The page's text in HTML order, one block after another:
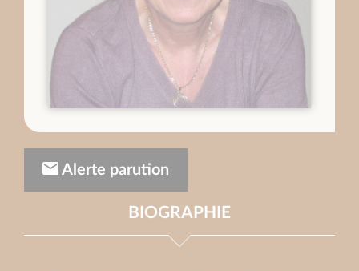
Alerte parution
BIOGRAPHIE